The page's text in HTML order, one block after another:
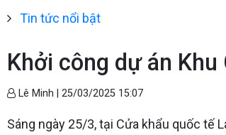
Tin tức nổi bật
Khởi công dự án Khu
Lê Minh | 25/03/2025 15:07
Sáng ngày 25/3, tại Cửa khẩu quốc tế